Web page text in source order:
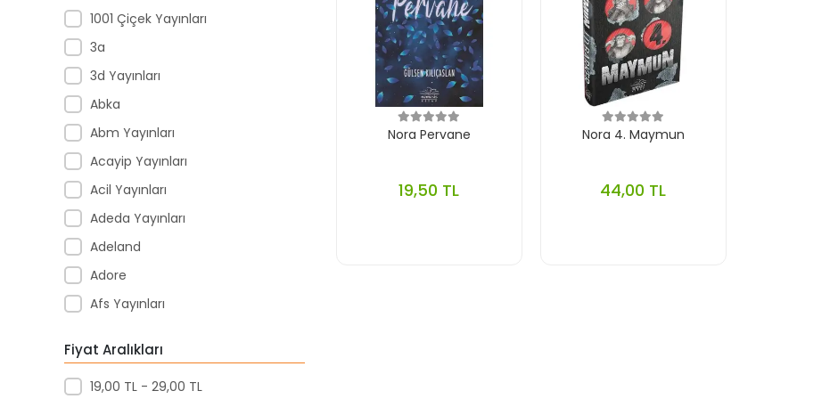
1001 Çiçek Yayınları
3a
3d Yayınları
Abka
Abm Yayınları
Acayip Yayınları
Acil Yayınları
Adeda Yayınları
Adeland
Adore
Afs Yayınları
Agt
Aıhao
Fiyat Aralıkları
19,00 TL - 29,00 TL
Nora Pervane
19,50 TL
Nora 4. Maymun
44,00 TL